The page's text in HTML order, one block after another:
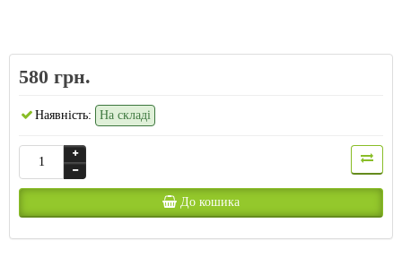
580 грн.
Наявність: На складі
До кошика